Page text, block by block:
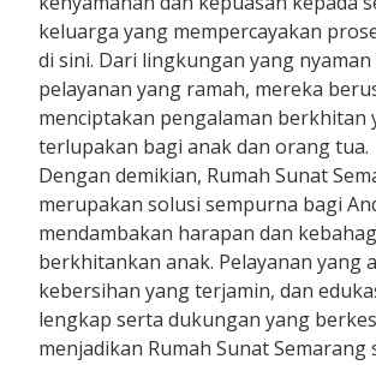
keluarga yang mempercayakan
di sini. Dari lingkungan yang
pelayanan yang ramah, mereka
menciptakan pengalaman berkhitan
terlupakan bagi anak dan orang tua.
Dengan demikian, Rumah Sunat
merupakan solusi sempurna bagi
mendambakan harapan dan
berkhitankan anak. Pelayanan yang
kebersihan yang terjamin, dan
lengkap serta dukungan yang
menjadikan Rumah Sunat Semarang